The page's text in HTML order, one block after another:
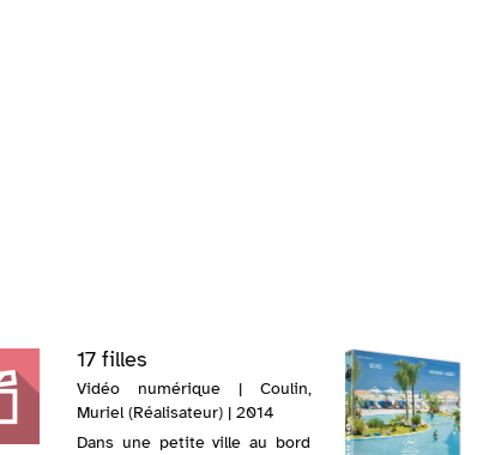
17 filles
Vidéo numérique | Coulin,
Muriel (Réalisateur) | 2014
Dans une petite ville au bord